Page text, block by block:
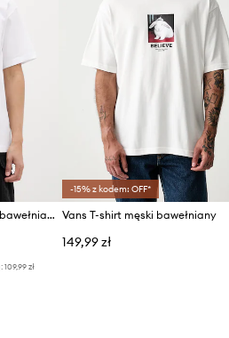
Vans T-shirt oversize męski bawełniany
109,99 zł
-15% z kodem: OFF*
Vans T-shirt męski bawełniany
149,99 zł